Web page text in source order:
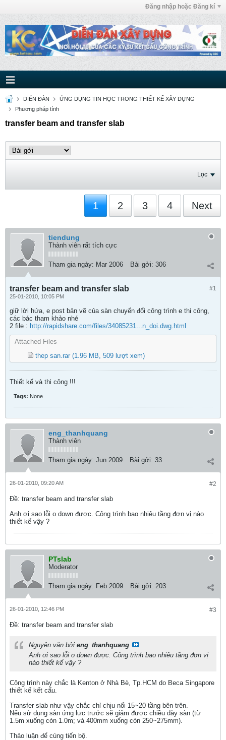
Đăng nhập hoặc Đăng kí
DIỄN ĐÀN
ỨNG DỤNG TIN HỌC TRONG THIẾT KẾ XÂY DỰNG
Phương pháp tính
transfer beam and transfer slab
Lọc
1 2 3 4 Next
tiendung
Thành viên rất tích cực
Tham gia ngày: Mar 2006 Bài gởi: 306
#1
transfer beam and transfer slab
25-01-2010, 10:05 PM
giữ lời hứa, e post bản vẽ của sàn chuyển đổi công trình e thi công,
các bác tham khảo nhé
2 file : http://rapidshare.com/files/34085231...n_doi.dwg.html
Attached Files
thep san.rar (1.96 MB, 509 lượt xem)
Thiết kế và thi công !!!
Tags: None
eng_thanhquang
Thành viên
Tham gia ngày: Jun 2009 Bài gởi: 33
#2
26-01-2010, 09:20 AM
Ðề: transfer beam and transfer slab
Anh ơi sao lỗi o down được. Công trình bao nhiêu tầng đơn vị nào
thiết kế vậy ?
PTslab
Moderator
Tham gia ngày: Feb 2009 Bài gởi: 203
#3
26-01-2010, 12:46 PM
Ðề: transfer beam and transfer slab
Nguyên văn bởi eng_thanhquang
Anh ơi sao lỗi o down được. Công trình bao nhiêu tầng đơn vị
nào thiết kế vậy ?
Công trình này chắc là Kenton ở Nhà Bè, Tp.HCM do Beca Singapore
thiết kế kết cấu.
Transfer slab như vậy chắc chỉ chịu nổi 15~20 tầng bên trên.
Nếu sử dụng sàn ứng lực trước sẽ giảm được chiều dày sàn (từ
1.5m xuống còn 1.0m; và 400mm xuống còn 250~275mm).
Thảo luận để cùng tiến bộ.